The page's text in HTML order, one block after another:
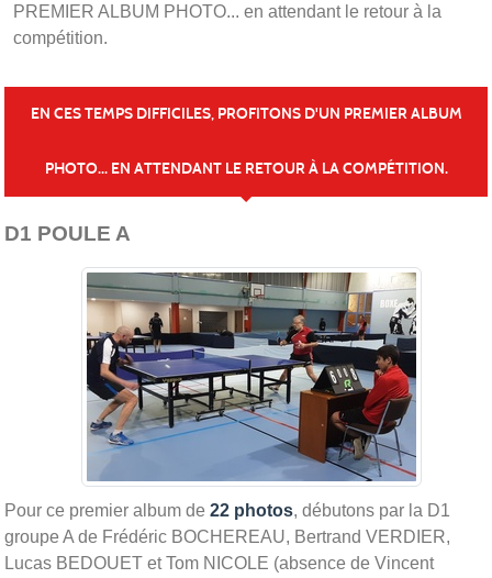
PREMIER ALBUM PHOTO... en attendant le retour à la
compétition.
EN CES TEMPS DIFFICILES, PROFITONS D'UN PREMIER ALBUM
PHOTO... EN ATTENDANT LE RETOUR À LA COMPÉTITION.
D1 POULE A
Pour ce premier album de 22 photos, débutons par la D1
groupe A de Frédéric BOCHEREAU, Bertrand VERDIER,
Lucas BEDOUET et Tom NICOLE (absence de Vincent